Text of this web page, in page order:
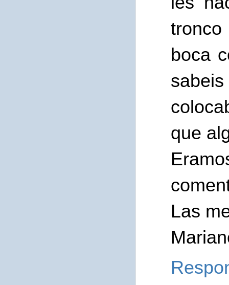
boca
que
Las